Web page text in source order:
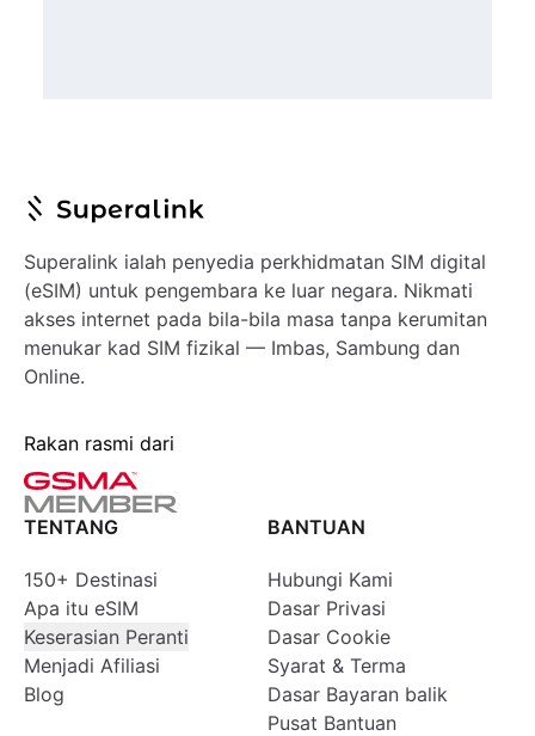
Superalink ialah penyedia perkhidmatan SIM digital
(eSIM) untuk pengembara ke luar negara. Nikmati
akses internet pada bila-bila masa tanpa kerumitan
menukar kad SIM fizikal — Imbas, Sambung dan
Online.
Rakan rasmi dari
TENTANG
150+ Destinasi
Apa itu eSIM
Keserasian Peranti
Menjadi Afiliasi
Blog
BANTUAN
Hubungi Kami
Dasar Privasi
Dasar Cookie
Syarat & Terma
Dasar Bayaran balik
Pusat Bantuan